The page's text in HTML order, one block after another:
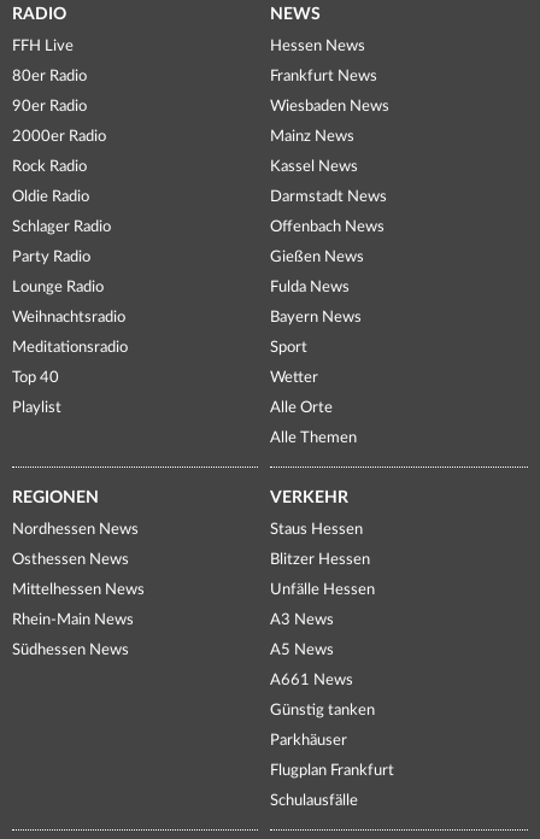
RADIO
FFH Live
80er Radio
90er Radio
2000er Radio
Rock Radio
Oldie Radio
Schlager Radio
Party Radio
Lounge Radio
Weihnachtsradio
Meditationsradio
Top 40
Playlist
NEWS
Hessen News
Frankfurt News
Wiesbaden News
Mainz News
Kassel News
Darmstadt News
Offenbach News
Gießen News
Fulda News
Bayern News
Sport
Wetter
Alle Orte
Alle Themen
REGIONEN
Nordhessen News
Osthessen News
Mittelhessen News
Rhein-Main News
Südhessen News
VERKEHR
Staus Hessen
Blitzer Hessen
Unfälle Hessen
A3 News
A5 News
A661 News
Günstig tanken
Parkhäuser
Flugplan Frankfurt
Schulausfälle